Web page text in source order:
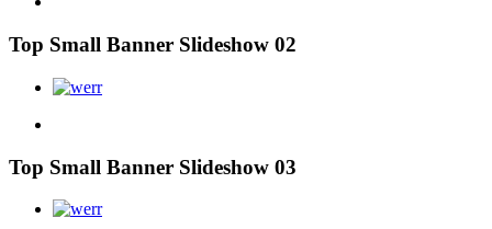
Top Small Banner Slideshow 02
Top Small Banner Slideshow 03